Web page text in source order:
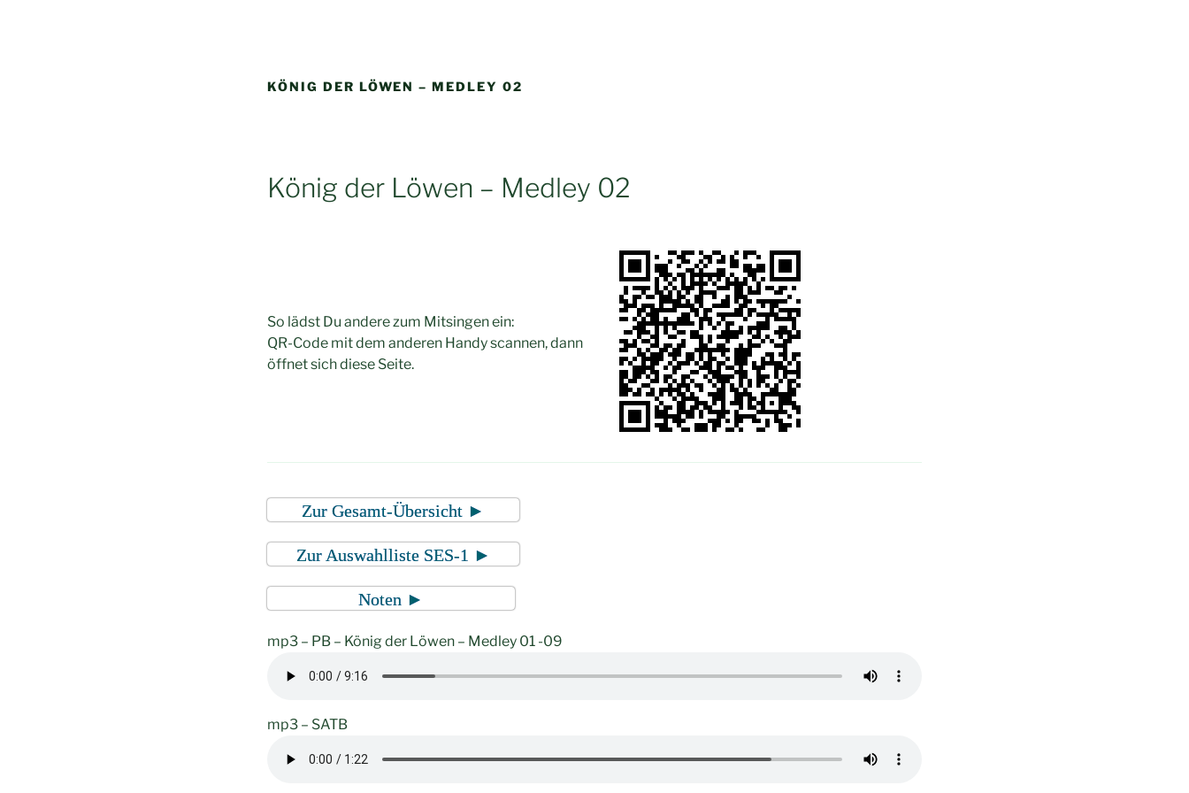
KÖNIG DER LÖWEN – MEDLEY 02
König der Löwen – Medley 02
So lädst Du andere zum Mitsingen ein:
QR-Code mit dem anderen Handy scannen, dann
öffnet sich diese Seite.
Zur Gesamt-Übersicht ►
Zur Auswahlliste SES-1 ►
Noten ►
mp3 – PB – König der Löwen – Medley 01 -09
mp3 – SATB